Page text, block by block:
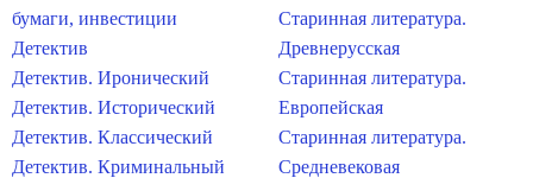
бумаги, инвестиции
Детектив
Детектив. Иронический
Детектив. Исторический
Детектив. Классический
Детектив. Криминальный
Старинная литература.
Древнерусская
Старинная литература.
Европейская
Старинная литература.
Средневековая